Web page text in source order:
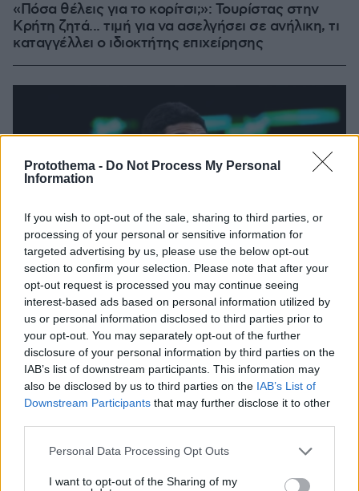
Protothema - Do Not Process My Personal
Information
If you wish to opt-out of the sale, sharing to third parties, or
processing of your personal or sensitive information for
targeted advertising by us, please use the below opt-out
section to confirm your selection. Please note that after your
opt-out request is processed you may continue seeing
interest-based ads based on personal information utilized by
us or personal information disclosed to third parties prior to
your opt-out. You may separately opt-out of the further
disclosure of your personal information by third parties on the
IAB’s list of downstream participants. This information may
also be disclosed by us to third parties on the IAB’s List of
Downstream Participants that may further disclose it to other
Please note that this website/app uses one or more Google
not limited to your visit or usage behaviour. You may click to
Personal Data Processing Opt Outs
I want to opt-out of the Sharing of my
«Πόσα θέλεις για το κορίτσι;»: Τουρίστας στην
Κρήτη ζητά... τιμή για να ασελγήσει σε ανήλικη, τι
καταγγέλλει ο ιδιοκτήτης επιχείρησης
Βάλθηκε να τρελάνει κόσμο ο Καντέρ: Ο Τούρκος
κριτήρια... συμπερίληψης και δηλώνει υποψήφιος